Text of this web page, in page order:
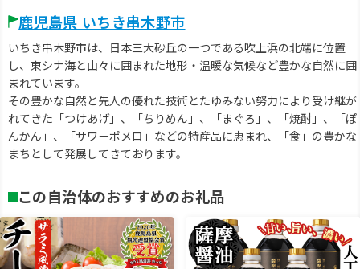
鹿児島県 いちき串木野市
いちき串木野市は、日本三大砂丘の一つである吹上浜の北端に位置
し、東シナ海と山々に囲まれた地形・温暖な気候など豊かな自然に囲
まれています。
その豊かな自然と先人の優れた技術とたゆみない努力により受け継が
れてきた「つけあげ」、「ちりめん」、「まぐろ」、「焼酎」、「ぽ
んかん」、「サワーポメロ」などの特産品に恵まれ、「食」の豊かな
まちとして発展してきております。
この自治体のおすすめのお礼品